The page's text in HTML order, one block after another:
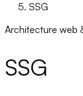
SSG
Architecture web
SSG